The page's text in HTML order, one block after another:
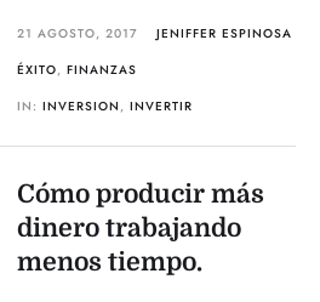
21 AGOSTO, 2017
JENIFFER ESPINOSA
ÉXITO,FINANZAS
IN:INVERSION ,INVERTIR
Cómo producir más
dinero trabajando
menos tiempo.